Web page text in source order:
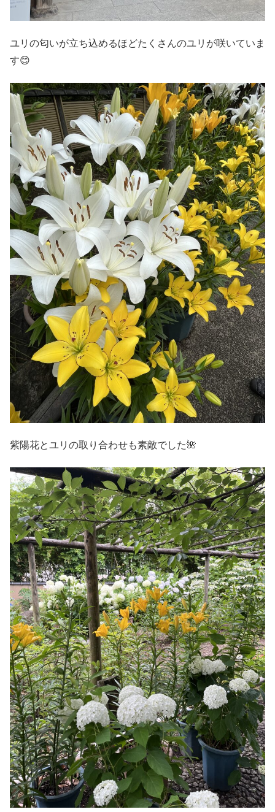
ユリの匂いが立ち込めるほどたくさんのユリが咲いていま
す😊
紫陽花とユリの取り合わせも素敵でした🌺